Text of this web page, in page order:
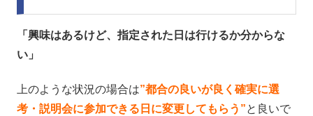
「興味はあるけど、指定された日は行けるか分からな
い」
上のような状況の場合は”都合の良いが良く確実に選
考・説明会に参加できる日に変更してもらう”と良いで